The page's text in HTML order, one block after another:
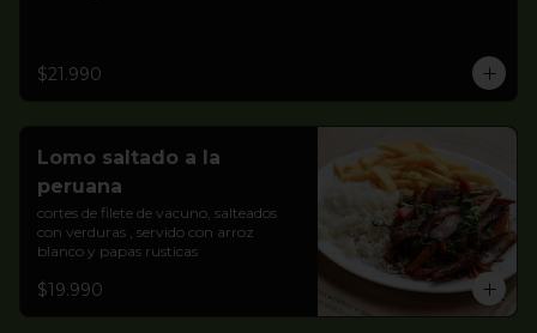
$21.990
Lomo saltado a la
peruana
cortes de filete de vacuno, salteados
con verduras , servido con arroz
blanco y papas rusticas
$19.990